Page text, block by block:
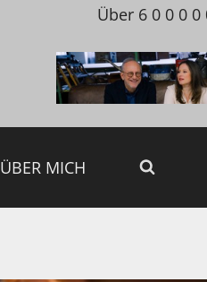
Über 6 0 0 0
ÜBER MICH